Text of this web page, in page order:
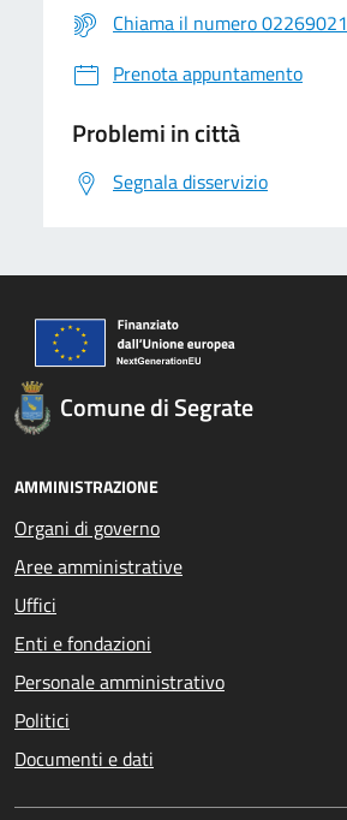
Chiama il numero 02269021
Prenota appuntamento
Problemi in città
Segnala disservizio
Comune di Segrate
AMMINISTRAZIONE
Organi di governo
Aree amministrative
Uffici
Enti e fondazioni
Personale amministrativo
Politici
Documenti e dati